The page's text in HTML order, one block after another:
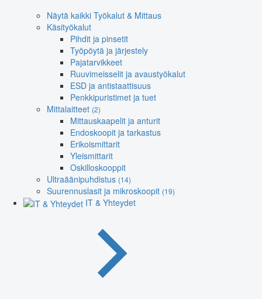
Näytä kaikki Työkalut & Mittaus
Käsityökalut
Pihdit ja pinsetit
Työpöytä ja järjestely
Pajatarvikkeet
Ruuvimeisselit ja avaustyökalut
ESD ja antistaattisuus
Penkkipuristimet ja tuet
Mittalaitteet (2)
Mittauskaapelit ja anturit
Endoskoopit ja tarkastus
Erikoismittarit
Yleismittarit
Oskilloskooppit
Ultraäänipuhdistus (14)
Suurennuslasit ja mikroskoopit (19)
IT & Yhteydet